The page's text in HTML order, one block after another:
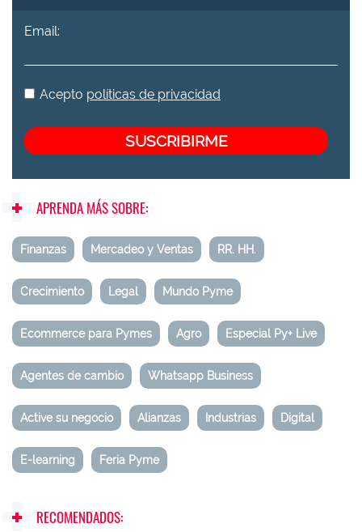
Email:
Acepto políticas de privacidad
APRENDA MÁS SOBRE:
Finanzas Mercadeo y Ventas RR. HH.
Crecimiento Legal Mundo Pyme
Ecommerce para Pymes Agro Especial Py+ Live
Agentes de cambio Whatsapp Business
Active su negocio Alianzas Industrias Digital
E-learning Feria Pyme
RECOMENDADOS: